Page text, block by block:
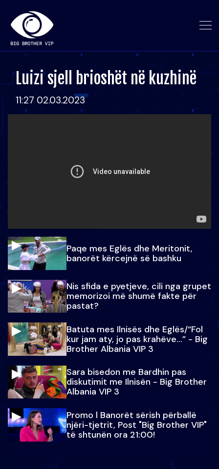
Luizi sjell brioshët në kuzhinë
11:27 02.03.2023
Paqe mes Eglës dhe Meritonit,
banorët kërcejnë së bashku
Nis sfida e pyetjeve, cili nga grupet
memorizoi më shumë fakte për
pastat?
Batuta mes Ilnisës dhe Eglës/“Fol
kur jam aty, jo pas krahëve…” - Big
Brother Albania VIP 3
Sara bisedon me Bardhin pas
diskutimit me Ilnisën - Big Brother
Albania VIP 3
Promo l Banorët sërish përballë
njëri-tjetrit, Post "Big Brother VIP"
të shtunën ora 21:00!